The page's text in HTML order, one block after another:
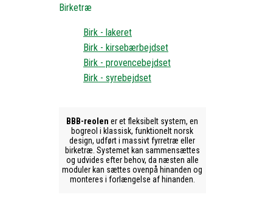
Birketræ
Birk - lakeret
Birk - kirsebærbejdset
Birk - provencebejdset
Birk - syrebejdset
BBB-reolen er et fleksibelt system, en
bogreol i klassisk, funktionelt norsk
design, udført i massivt fyrretræ eller
birketræ. Systemet kan sammensættes
og udvides efter behov, da næsten alle
moduler kan sættes ovenpå hinanden og
monteres i forlængelse af hinanden.